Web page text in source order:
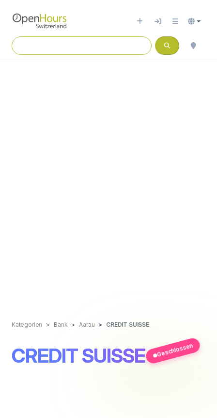
Kategorien Bank Aarau CREDIT SUISSE
CREDIT SUISSE Geschlossen